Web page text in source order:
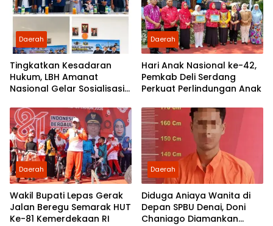
Daerah
Tingkatkan Kesadaran
Hukum, LBH Amanat
Nasional Gelar Sosialisasi
Morawa
Daerah
Hari Anak Nasional ke-42,
Pemkab Deli Serdang
Perkuat Perlindungan Anak
Daerah
Wakil Bupati Lepas Gerak
Jalan Beregu Semarak HUT
Ke-81 Kemerdekaan RI
Daerah
Diduga Aniaya Wanita di
Depan SPBU Denai, Doni
Chaniago Diamankan